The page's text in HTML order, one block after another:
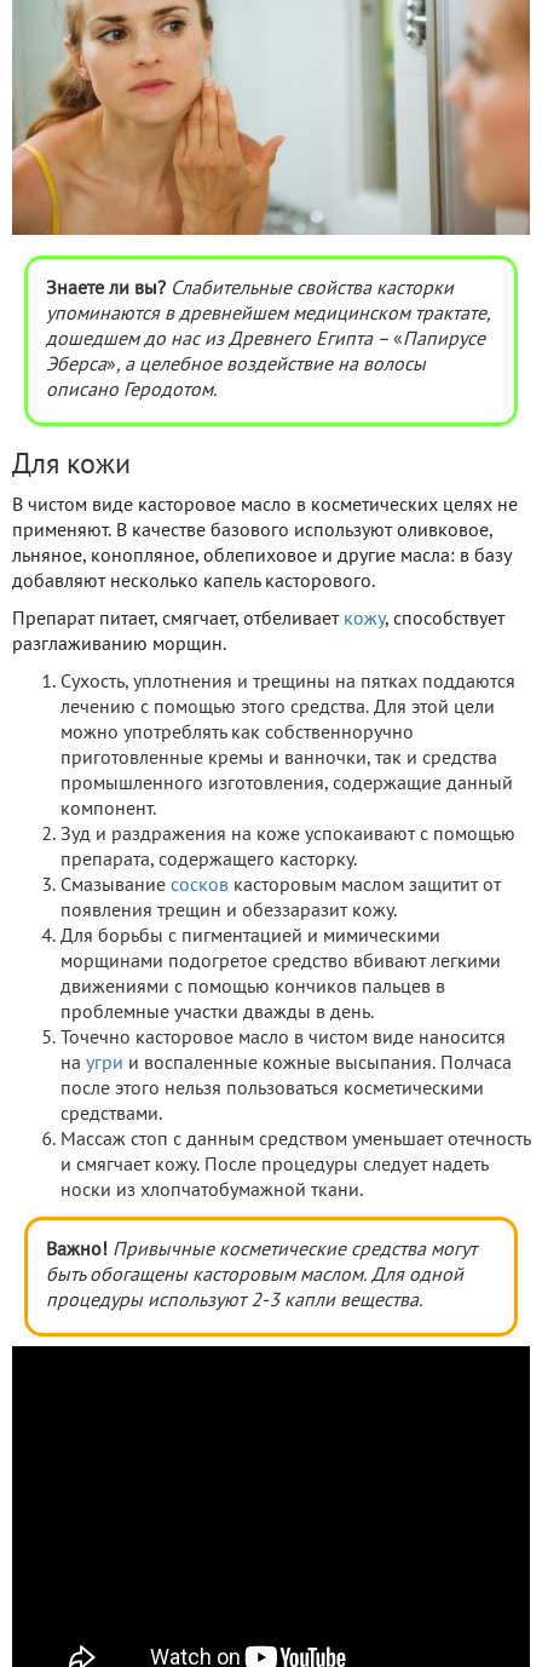
Знаете ли вы? Слабительные свойства касторки
упоминаются в древнейшем медицинском трактате,
дошедшем до нас из Древнего Египта – «Папирусе
Эберса», а целебное воздействие на волосы
описано Геродотом.
Для кожи
В чистом виде касторовое масло в косметических целях не
применяют. В качестве базового используют оливковое,
льняное, конопляное, облепиховое и другие масла: в базу
добавляют несколько капель касторового.
Препарат питает, смягчает, отбеливает кожу, способствует
разглаживанию морщин.
Сухость, уплотнения и трещины на пятках поддаются
лечению с помощью этого средства. Для этой цели
можно употреблять как собственноручно
приготовленные кремы и ванночки, так и средства
промышленного изготовления, содержащие данный
компонент.
Зуд и раздражения на коже успокаивают с помощью
препарата, содержащего касторку.
Смазывание сосков касторовым маслом защитит от
появления трещин и обеззаразит кожу.
Для борьбы с пигментацией и мимическими
морщинами подогретое средство вбивают легкими
движениями с помощью кончиков пальцев в
проблемные участки дважды в день.
Точечно касторовое масло в чистом виде наносится
на угри и воспаленные кожные высыпания. Полчаса
после этого нельзя пользоваться косметическими
средствами.
Массаж стоп с данным средством уменьшает отечность
и смягчает кожу. После процедуры следует надеть
носки из хлопчатобумажной ткани.
Важно! Привычные косметические средства могут
быть обогащены касторовым маслом. Для одной
процедуры используют 2-3 капли вещества.